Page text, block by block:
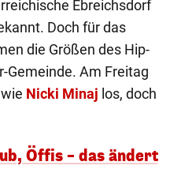
Ebreichsdorf
Doch für das
die Größen des Hip-
Gemeinde. Am Freitag
Nicki Minaj los, doch
Öffis – das ändert